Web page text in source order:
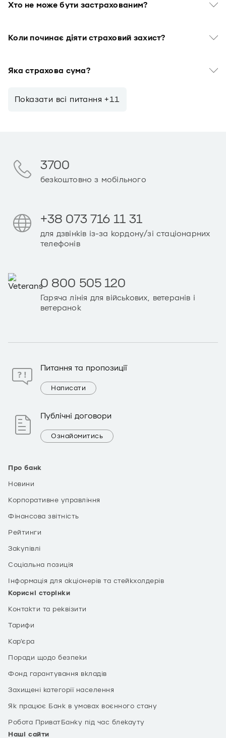
Хто не може бути застрахованим?
Коли починає діяти страховий захист?
Яка страхова сума?
Показати всi питання +11
Про банк
Новини
Корпоративне управління
Фінансова звітність
Рейтинги
Закупівлі
Соціальна позиція
Інформація для акціонерів та стейкхолдерів
Корисні сторінки
Контакти та реквізити
Тарифи
Кар’єра
Поради щодо безпеки
Фонд гарантування вкладів
Захищені категорії населення
Як працює Банк в умовах воєнного стану
Робота ПриватБанку під час блекауту
Наші сайти
3700
безкоштовно з мобільного
+38 073 716 11 31
для дзвінків із-за кордону/зі стаціонарних
телефонів
0 800 505 120
Гаряча лінія для військових, ветеранів і
ветеранок
Питання та пропозиції
Написати
Публічні договори
Ознайомитись